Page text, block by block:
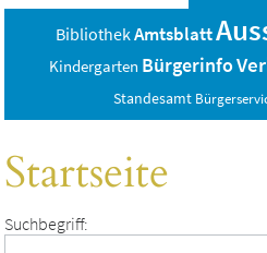
BibliothekAmtsblatt
Kindergarten Bürgerinfo
Standesamt
Startseite
Suchbegriff: